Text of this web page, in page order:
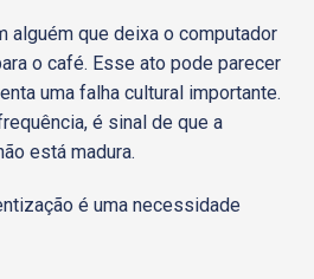
alguém que deixa o computador
o café. Esse ato pode parecer
uma falha cultural importante.
é sinal de que a
está madura.
é uma necessidade